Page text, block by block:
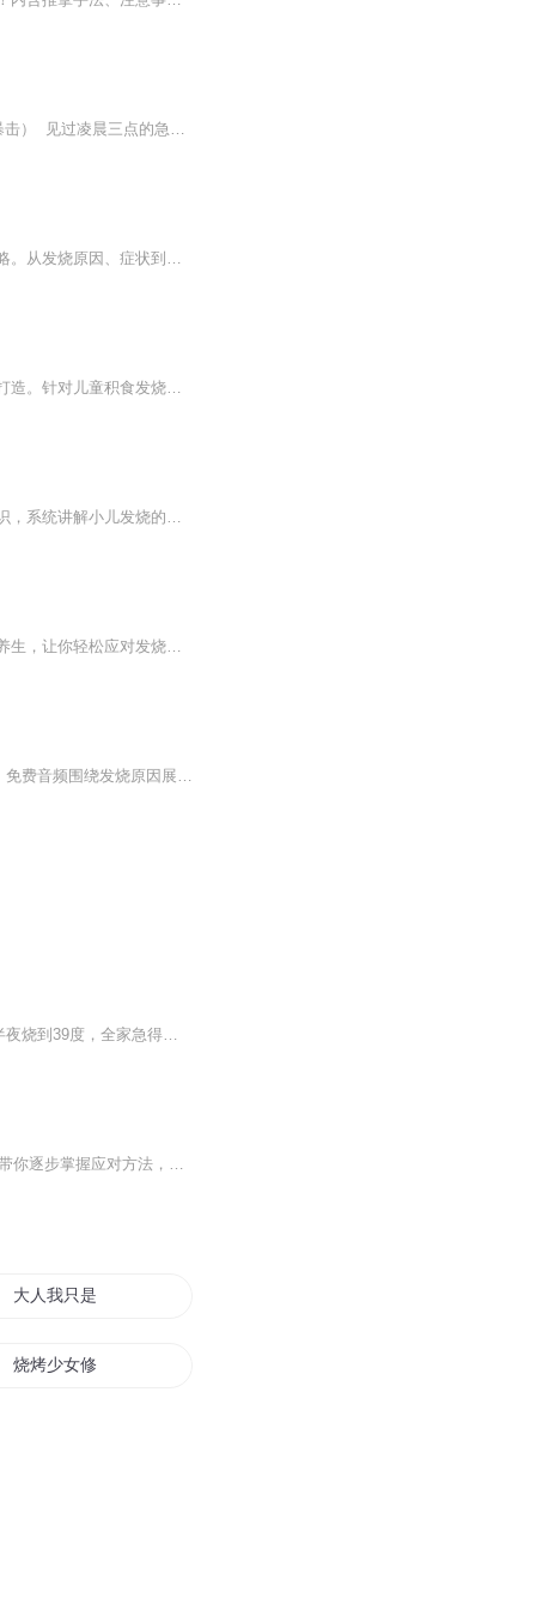
艾灸后发烧怎么办艾灸后发烧？别急着发朋友圈炫耀排毒！这可能是身体在拉警报 （开篇暴击） 见过凌晨三点的急诊室吗？有位老哥举着艾灸盒冲进来喊"我排毒排到39度"，医生掀开他后背瞬间沉默了——整片皮肤红得能直接当交通警示灯。这年头连艾灸都能...
《发烧怎么才能治好》系列电子书，由中医西医高手联合撰写，健康管理师亲授发烧应对攻略。从发烧原因、症状到中医西医治疗，一步步教你科学降温，拒绝误诊误治。告别发烧困扰，轻松应对！告别繁琐，学实用技巧，速来一读，告别发热焦虑！发烧不求人 健康养生
《积食发烧如何艾灸》系列专辑，由中医西医双料高手、健康管理师、电子书写作达人精心打造。针对儿童积食发烧难题，手把手教你艾灸疗法。告别繁琐，轻松应对，艾灸小技巧，让你成为育儿高手！快来加入我们，一起学习，一起成长！育儿必备 艾灸小技巧
《如何调理小儿发烧》系列电子书，由医术高超的医学爱好者倾力打造。本书结合中西医知识，系统讲解小儿发烧的调理方法。从病因分析到治疗方法，从食疗到按摩，全方位解答家长育儿难题。轻松学会，育儿无忧，快来加入我们，一起守护宝宝健康！��
《人为什么会发烧》系列，中医西医专家亲授发烧真相！�️涵盖发烧原因、症状处理、食疗养生，让你轻松应对发烧难题。健康管理师、电子书作家双重身份，用幽默语言解析发烧奥秘，让你笑对发烧！�告别焦虑，掌握发烧知识，健康生活从此开始！发烧不求人 健...
《为什么人会发烧》专辑，带你解锁发烧密码！11个音频，10个免费，1个付费，层层递进。免费音频围绕发烧原因展开10个系统性话题，付费音频《为什么人会发烧》深度剖析，10篇精华文章组合，让你彻底搞懂发烧机制。中医爱好者、健康管理师为你解读，专业又接...
中医如何治疗发烧 发烧时千万别急着灌退烧药！老中医教你"对症拆弹" 前几天邻居家小孩半夜烧到39度，全家急得像热锅上的蚂蚁。爷爷说要捂汗，奶奶嚷着吃消炎药，妈妈拿着冰袋来回转悠——这场景是不是特别眼熟？今天咱们就掰开了揉碎了聊聊，老祖宗对...
《如何治疗感冒发烧》专辑上线！11个音频为你系统解答感冒发烧治疗问题。10个免费音频带你逐步掌握应对方法，标题直击痛点。付费音频《如何治疗感冒发烧》深入剖析，10篇系统文章组合，助你彻底搞懂！别再傻傻吃药，学点真本事，健康自己，秀翻朋友圈！
大人我只是个烧火的
烧烤少女修仙记